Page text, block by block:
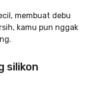
membuat debu
kamu pun nggak
silikon